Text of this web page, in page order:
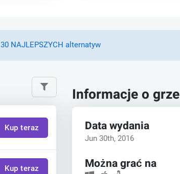
30 NAJLEPSZYCH alternatyw
Kup teraz
Kup teraz
Informacje o grze
Data wydania
Jun 30th, 2016
Można grać na